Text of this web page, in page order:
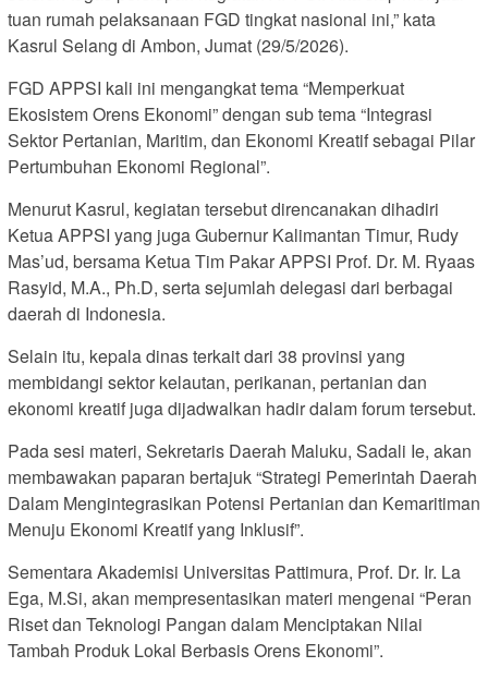
tuan rumah pelaksanaan FGD tingkat nasional ini,” kata
Kasrul Selang di Ambon, Jumat (29/5/2026).
FGD APPSI kali ini mengangkat tema “Memperkuat
Ekosistem Orens Ekonomi” dengan sub tema “Integrasi
Sektor Pertanian, Maritim, dan Ekonomi Kreatif sebagai Pilar
Pertumbuhan Ekonomi Regional”.
Menurut Kasrul, kegiatan tersebut direncanakan dihadiri
Ketua APPSI yang juga Gubernur Kalimantan Timur, Rudy
Mas’ud, bersama Ketua Tim Pakar APPSI Prof. Dr. M. Ryaas
Rasyid, M.A., Ph.D, serta sejumlah delegasi dari berbagai
daerah di Indonesia.
Selain itu, kepala dinas terkait dari 38 provinsi yang
membidangi sektor kelautan, perikanan, pertanian dan
ekonomi kreatif juga dijadwalkan hadir dalam forum tersebut.
Pada sesi materi, Sekretaris Daerah Maluku, Sadali Ie, akan
membawakan paparan bertajuk “Strategi Pemerintah Daerah
Dalam Mengintegrasikan Potensi Pertanian dan Kemaritiman
Menuju Ekonomi Kreatif yang Inklusif”.
Sementara Akademisi Universitas Pattimura, Prof. Dr. Ir. La
Ega, M.Si, akan mempresentasikan materi mengenai “Peran
Riset dan Teknologi Pangan dalam Menciptakan Nilai
Tambah Produk Lokal Berbasis Orens Ekonomi”.